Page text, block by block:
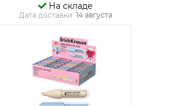
На складе
Дата доставки: 14 августа